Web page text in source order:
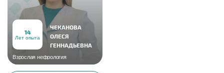
14
Лет опыта
ЧЕКАНОВА
ОЛЕСЯ
ГЕННАДЬЕВНА
Взрослая нефрология